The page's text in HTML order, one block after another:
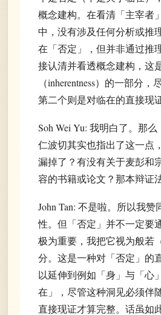
概念建构。在看清「主宰者
中，没有涉及任何分析或推
在「否定」，但并非通过推
接认清并看透概念建构，这
（inherentness）的一部分，
第二个则是对临在的直接现证
Soh Wei Yu: 我明白了。那
仁波切其实也指出了这一点
漏掉了？有没有关于麦彭和
容的书籍或论文？那本辩证
John Tan: 不是啦。所以我
性。但「否定」并不一定要
极为重要，我把它视为般若
分。这是一种对「否定」的
以延伸到例如「身」与「心
在」，尽管这种洞见必须伴
直接现证才算完整。话虽如